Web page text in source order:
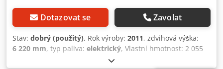
Dotazovat se Zavolat
Stav: dobrý (použitý), Rok výroby: 2011, zdvihová výška:
6 220 mm, typ paliva: elektrický, Vlastní hmotnost: 2 055
kg Nosnost: 450 kg Pracovní výška: 822 cm Označení CE: